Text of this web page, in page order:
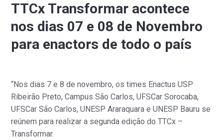
TTCx Transformar acontece
nos dias 07 e 08 de Novembro
para enactors de todo o país
“Nos dias 7 e 8 de novembro, os times Enactus USP
Ribeirão Preto, Campus São Carlos, UFSCar Sorocaba,
UFSCar São Carlos, UNESP Araraquara e UNESP Bauru se
reúnem para realizar a segunda edição do TTCx –
Transformar.